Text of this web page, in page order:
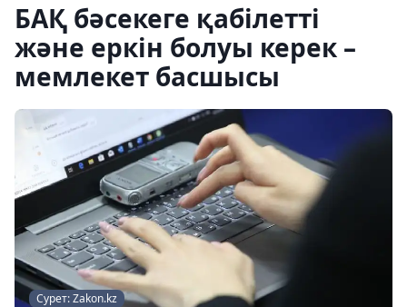
БАҚ бәсекеге қабілетті
және еркін болуы керек –
мемлекет басшысы
Сурет: Zakon.kz